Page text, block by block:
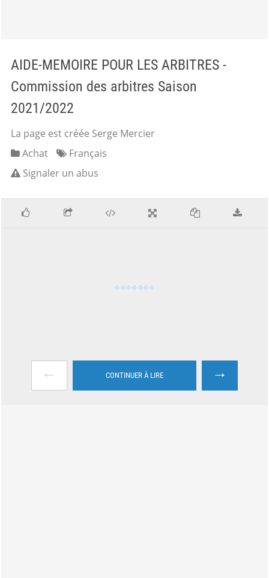
AIDE-MEMOIRE POUR LES ARBITRES -
Commission des arbitres Saison
2021/2022
La page est créée Serge Mercier
Achat
Français
Signaler un abus
← CONTINUER À LIRE →